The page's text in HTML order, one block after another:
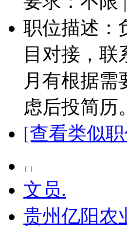
职位描述：
目对接，
月有根据需
虑后投简历
[查看类似
文员.
贵州亿阳农